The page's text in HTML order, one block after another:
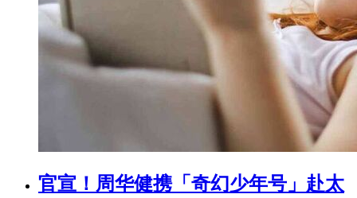
官宣！周华健携「奇幻少年号」赴太